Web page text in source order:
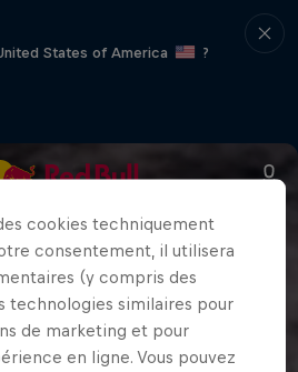
States of America
?
cookies techniquement
consentement, il utilisera
(y compris des
technologies similaires pour
de marketing et pour
en ligne. Vous pouvez